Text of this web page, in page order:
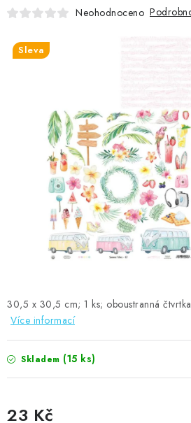
OBLÍBENÉ ♥️
MOJE OBJEDNÁVKA
ZNAČKY
Doprava Kontakty Moje objednávka
Hodnocení obchodu
Obchodní
Podmínky ochrany osobních údajů
Jak nakupovat
30,5 x 30,5 cm; 1 ks; oboustranná
Více informací
Skladem (15 ks)
23 Kč
Neohodnoceno
Sleva